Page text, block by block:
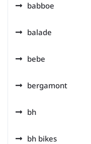
babboe
balade
bebe
bergamont
bh
bh bikes